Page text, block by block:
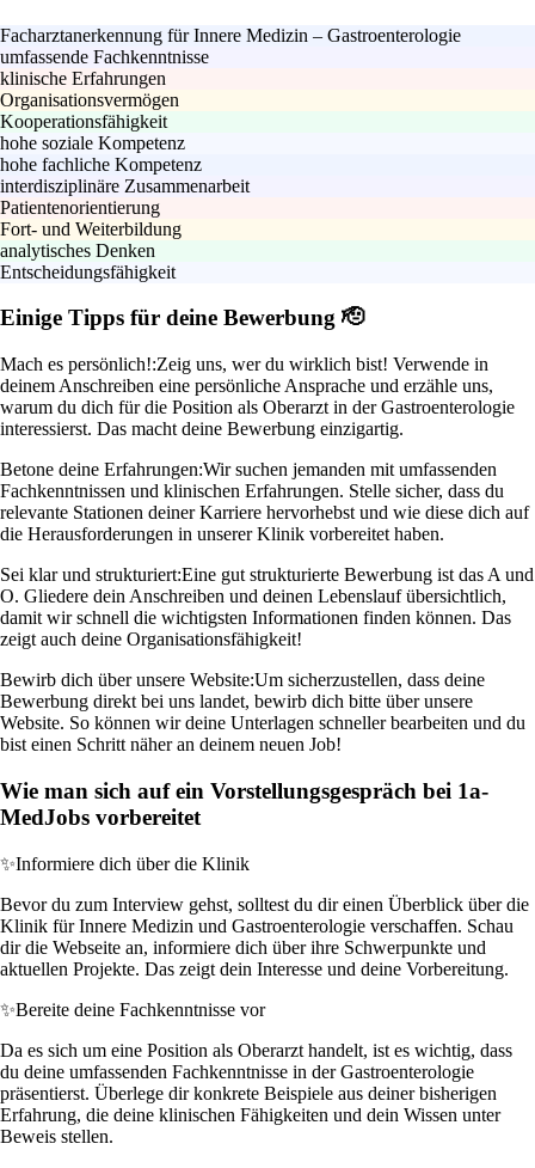
Facharztanerkennung für Innere Medizin – Gastroenterologie
umfassende Fachkenntnisse
klinische Erfahrungen
Organisationsvermögen
Kooperationsfähigkeit
hohe soziale Kompetenz
hohe fachliche Kompetenz
interdisziplinäre Zusammenarbeit
Patientenorientierung
Fort- und Weiterbildung
analytisches Denken
Entscheidungsfähigkeit
Einige Tipps für deine Bewerbung 🫡
Mach es persönlich!:Zeig uns, wer du wirklich bist! Verwende in
deinem Anschreiben eine persönliche Ansprache und erzähle uns,
warum du dich für die Position als Oberarzt in der Gastroenterologie
interessierst. Das macht deine Bewerbung einzigartig.
Betone deine Erfahrungen:Wir suchen jemanden mit umfassenden
Fachkenntnissen und klinischen Erfahrungen. Stelle sicher, dass du
relevante Stationen deiner Karriere hervorhebst und wie diese dich auf
die Herausforderungen in unserer Klinik vorbereitet haben.
Sei klar und strukturiert:Eine gut strukturierte Bewerbung ist das A und
O. Gliedere dein Anschreiben und deinen Lebenslauf übersichtlich,
damit wir schnell die wichtigsten Informationen finden können. Das
zeigt auch deine Organisationsfähigkeit!
Bewirb dich über unsere Website:Um sicherzustellen, dass deine
Bewerbung direkt bei uns landet, bewirb dich bitte über unsere
Website. So können wir deine Unterlagen schneller bearbeiten und du
bist einen Schritt näher an deinem neuen Job!
Wie man sich auf ein Vorstellungsgespräch bei 1a-
MedJobs vorbereitet
✨Informiere dich über die Klinik
Bevor du zum Interview gehst, solltest du dir einen Überblick über die
Klinik für Innere Medizin und Gastroenterologie verschaffen. Schau
dir die Webseite an, informiere dich über ihre Schwerpunkte und
aktuellen Projekte. Das zeigt dein Interesse und deine Vorbereitung.
✨Bereite deine Fachkenntnisse vor
Da es sich um eine Position als Oberarzt handelt, ist es wichtig, dass
du deine umfassenden Fachkenntnisse in der Gastroenterologie
präsentierst. Überlege dir konkrete Beispiele aus deiner bisherigen
Erfahrung, die deine klinischen Fähigkeiten und dein Wissen unter
Beweis stellen.